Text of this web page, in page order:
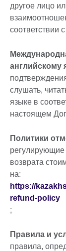
другое лицо
соответствии
английскому
слушать,
языке в
настоящем
Политики
регулирующие
возврата
на:
https://
refund-policy
;
Правила и
правила,